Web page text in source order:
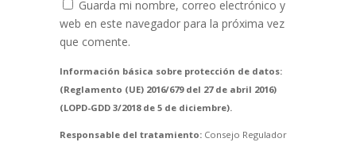
Guarda mi nombre, correo electrónico y
web en este navegador para la próxima vez
que comente.
Información básica sobre protección de datos:
(Reglamento (UE) 2016/679 del 27 de abril 2016)
(LOPD-GDD 3/2018 de 5 de diciembre).
Responsable del tratamiento:Consejo Regulador